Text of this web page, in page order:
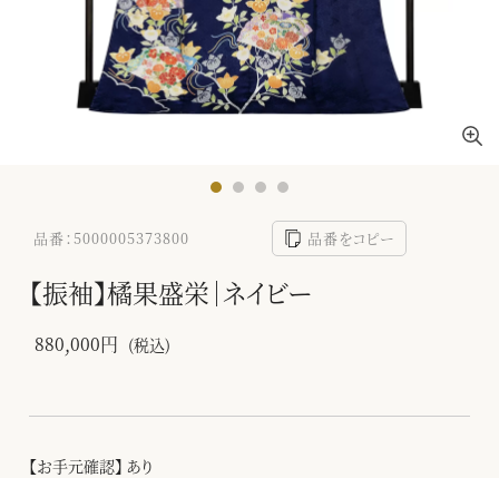
品番：5000005373800 品番をコピー
【振袖】橘果盛栄｜ネイビー
880,000円 (税込)
【お手元確認】 あり